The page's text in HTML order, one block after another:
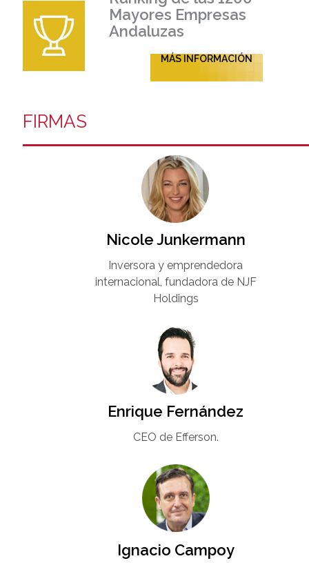
Mayores Empresas
Andaluzas
MÁS INFORMACIÓN
FIRMAS
Nicole Junkermann​
Inversora y emprendedora
internacional, fundadora de NJF
Holdings
Enrique Fernández
CEO de Efferson.
Ignacio Campoy​